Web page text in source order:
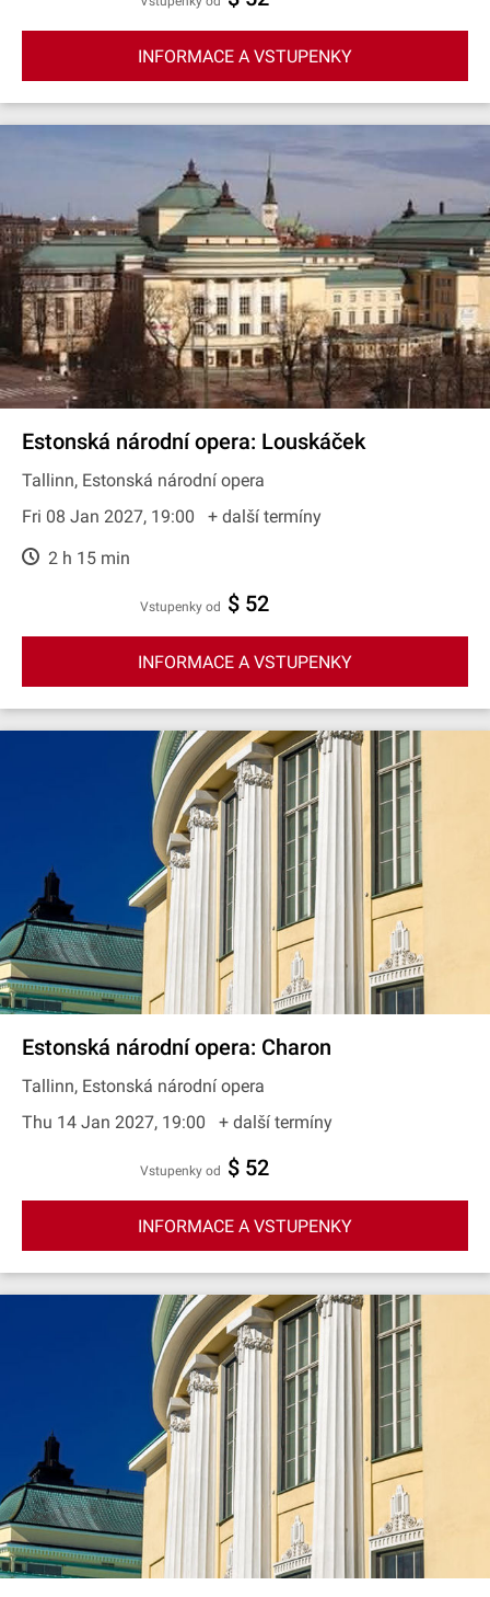
INFORMACE A VSTUPENKY
Estonská národní opera: Louskáček
Tallinn, Estonská národní opera
Fri 08 Jan 2027, 19:00
+ další termíny
2 h 15 min
Vstupenky od $ 52
INFORMACE A VSTUPENKY
Estonská národní opera: Charon
Tallinn, Estonská národní opera
Thu 14 Jan 2027, 19:00
+ další termíny
Vstupenky od $ 52
INFORMACE A VSTUPENKY